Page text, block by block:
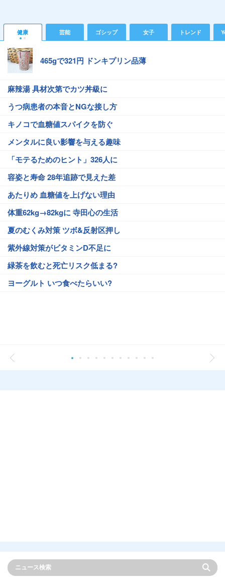
健康 芸能 ゴシップ 女子 トレンド
465gで321円 ドンキプリン品薄
麻辣湯 具材次第でカツ丼級に
うつ病患者の本音とNGな接し方
キノコで血糖値スパイクを防ぐ
メンタルに良い影響を与える趣味
「モテるためのヒント」326人に
容姿と寿命 28年追跡で見えた差
あたりめ 血糖値を上げない理由
体重62kg→82kgに 寺田心の生活
夏のむくみ対策 ツボ&反射区押し
紫外線対策がビタミンD不足に
緑茶を飲むと死亡リスク低まる?
ヨーグルト いつ食べたらいい?